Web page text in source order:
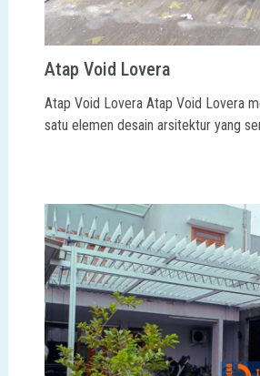
Atap Void Lovera
Atap Void Lovera Atap Void Lovera
satu elemen desain arsitektur yang